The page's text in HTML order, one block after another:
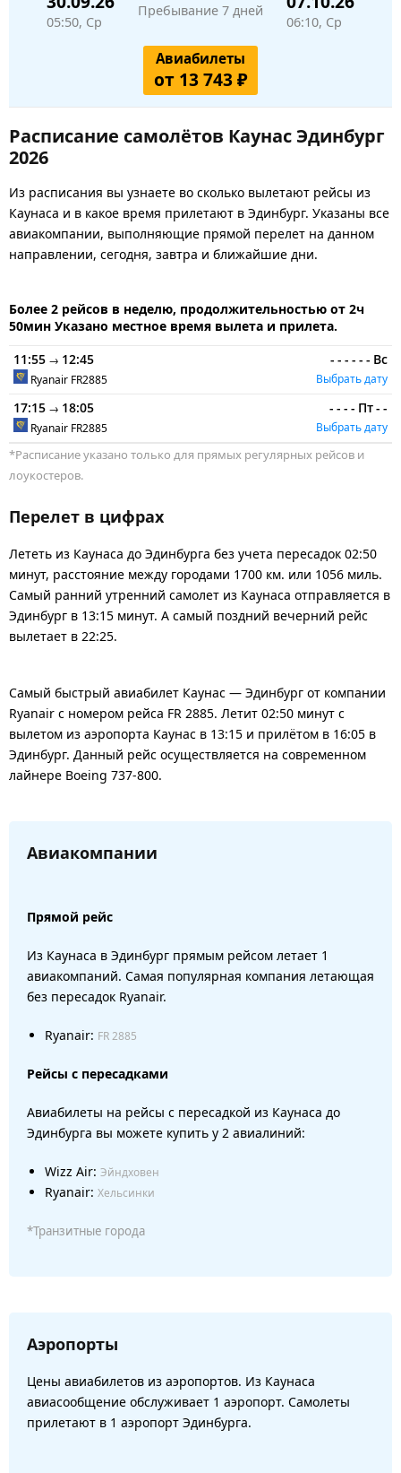
05:50, Ср
Пребывание 7 дней
06:10, Ср
Авиабилеты
от 13 743 ₽
Расписание самолётов Каунас Эдинбург
2026
Из расписания вы узнаете во сколько вылетают рейсы из
Каунаса и в какое время прилетают в Эдинбург. Указаны все
авиакомпании, выполняющие прямой перелет на данном
направлении, сегодня, завтра и ближайшие дни.
Более 2 рейсов в неделю, продолжительностью от 2ч
50мин Указано местное время вылета и прилета.
11:55 → 12:45
Ryanair FR2885
- - - - - - Вс
Выбрать дату
17:15 → 18:05
Ryanair FR2885
- - - - Пт- -
Выбрать дату
*Расписание указано только для прямых регулярных рейсов и
лоукостеров.
Перелет в цифрах
Лететь из Каунаса до Эдинбурга без учета пересадок 02:50
минут, расстояние между городами 1700 км. или 1056 миль.
Самый ранний утренний самолет из Каунаса отправляется в
Эдинбург в 13:15 минут. А самый поздний вечерний рейс
вылетает в 22:25.
Самый быстрый авиабилет Каунас — Эдинбург от компании
Ryanair с номером рейса FR 2885. Летит 02:50 минут с
вылетом из аэропорта Каунас в 13:15 и прилётом в 16:05 в
Эдинбург. Данный рейс осуществляется на современном
лайнере Boeing 737-800.
Авиакомпании
Прямой рейс
Из Каунаса в Эдинбург прямым рейсом летает 1
авиакомпаний. Самая популярная компания летающая
без пересадок Ryanair.
Ryanair: FR 2885
Рейсы с пересадками
Авиабилеты на рейсы с пересадкой из Каунаса до
Эдинбурга вы можете купить у 2 авиалиний:
Wizz Air: Эйндховен
Ryanair: Хельсинки
*Транзитные города
Аэропорты
Цены авиабилетов из аэропортов. Из Каунаса
авиасообщение обслуживает 1 аэропорт. Самолеты
прилетают в 1 аэропорт Эдинбурга.